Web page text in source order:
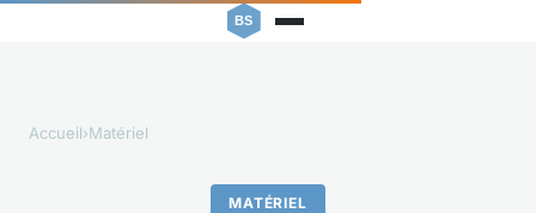
Accueil›Matériel
MATÉRIEL